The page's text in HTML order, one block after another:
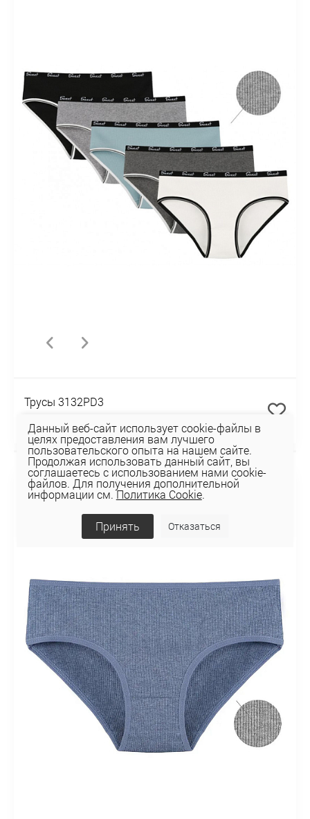
Трусы 3132PD3
10,94 руб
НОВИНКА
Данный веб-сайт использует cookie-файлы в
целях предоставления вам лучшего
пользовательского опыта на нашем сайте.
Продолжая использовать данный сайт, вы
соглашаетесь с использованием нами cookie-
файлов. Для получения дополнительной
информации см.Политика Cookie.
Принять Отказаться